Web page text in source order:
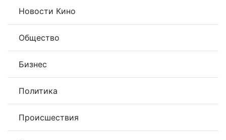
Новости Кино
Общество
Бизнес
Политика
Происшествия